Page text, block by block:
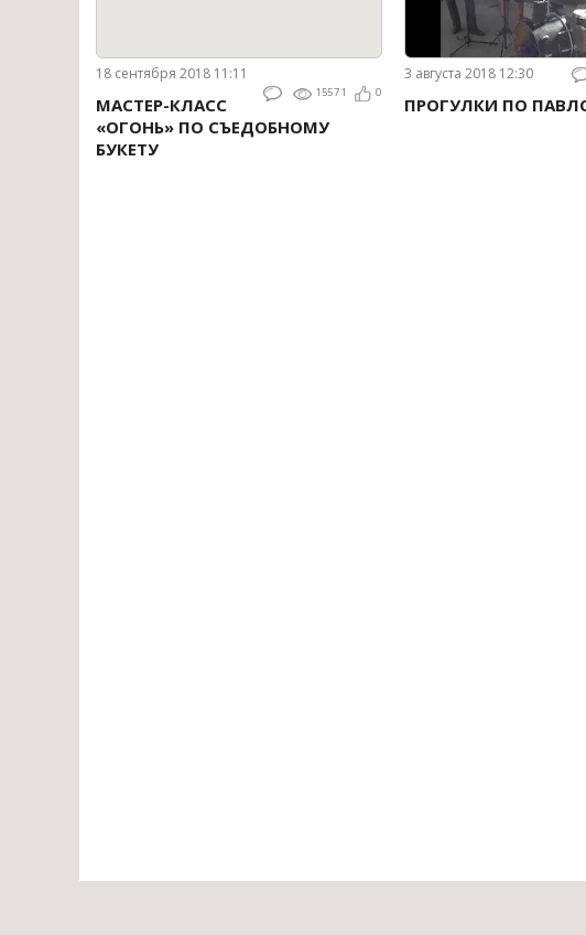
18 сентября 2018 11:11
15571 0
МАСТЕР-КЛАСС
«ОГОНЬ» ПО СЪЕДОБНОМУ
БУКЕТУ
3 августа 2018 12:30
ПРОГУЛКИ ПО